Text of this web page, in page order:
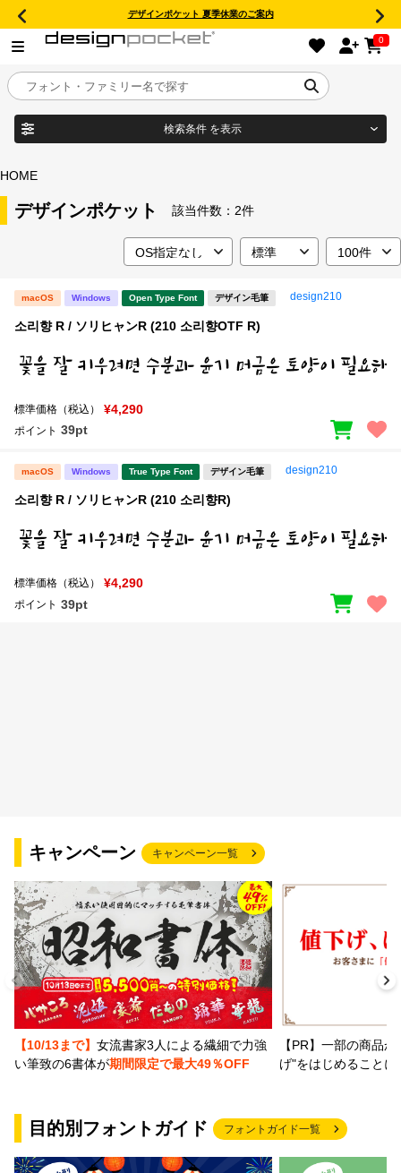
デザインポケット 夏季休業のご案内
0
目的別フォントガイド
特集
年間ライセンス商品
キャンペーン一覧
新着一覧
マイページ
お気に入り
検索条件 を表示
宋朝体
教科書体 行書体
文字種類
価格帯
〜
リセット
HOME
デザインポケット 該当件数： 2件
macOS Windows Open Type Font デザイン毛筆 design210
소리향 R / ソリヒャンR (210 소리향OTF R)
標準価格（税込） ¥4,290
ポイント 39pt
macOS Windows True Type Font デザイン毛筆 design210
소리향 R / ソリヒャンR (210 소리향R)
標準価格（税込） ¥4,290
ポイント 39pt
キャンペーン キャンペーン一覧
【10/13まで】 女流書家3人による繊細で力強
い筆致の6書体が期間限定で最大49％OFF
【PR】一部の商品
げ"をはじめること
目的別フォントガイド フォントガイド一覧